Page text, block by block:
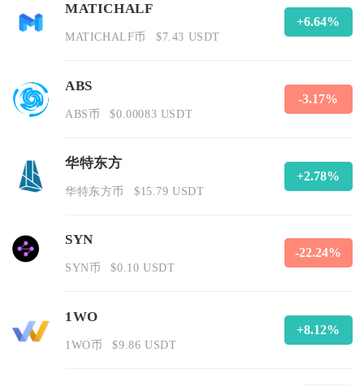
MATICHALF
MATICHALF币 $7.43 USDT
+6.64%
ABS
ABS币 $0.00083 USDT
-3.17%
华特东方
华特东方币 $15.79 USDT
+2.78%
SYN
SYN币 $0.10 USDT
-22.24%
1WO
1WO币 $9.86 USDT
+8.12%